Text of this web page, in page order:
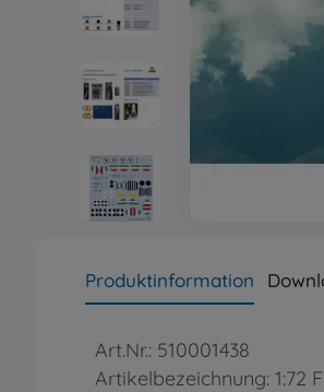
Produktinformation
Art.Nr.: 510001438
Artikelbezeichnung: 1:72